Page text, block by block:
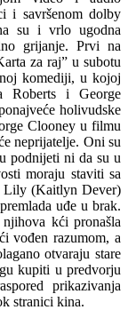
i savršenom dolby
su i vrlo ugodna
grijanje. Prvi na
za raj” u subotu
komediji, u kojoj
Roberts i George
holivudske
Clooney u filmu
neprijatelje. Oni su
podnijeti ni da su u
moraju staviti sa
Lily (Kaitlyn Dever)
uđe u brak.
kći pronašla
vođen razumom, a
otvaraju stare
kupiti u predvorju
prikazivanja
stranici kina.